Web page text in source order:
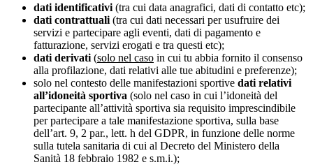
dati identificativi (tra cui data anagrafici, dati di contatto etc);
dati contrattuali (tra cui dati necessari per usufruire dei
servizi e partecipare agli eventi, dati di pagamento e
fatturazione, servizi erogati e tra questi etc);
dati derivati (solo nel caso in cui tu abbia fornito il consenso
alla profilazione, dati relativi alle tue abitudini e preferenze);
solo nel contesto delle manifestazioni sportive dati relativi
all’idoneità sportiva (solo nel caso in cui l’idoneità del
partecipante all’attività sportiva sia requisito imprescindibile
per partecipare a tale manifestazione sportiva, sulla base
dell’art. 9, 2 par., lett. h del GDPR, in funzione delle norme
sulla tutela sanitaria di cui al Decreto del Ministero della
Sanità 18 febbraio 1982 e s.m.i.);